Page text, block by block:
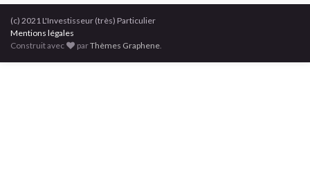
(c) 2021 L'Investisseur (très) Particulier
Mentions légales
Construit avec
parThèmes Graphene